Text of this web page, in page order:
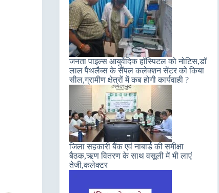
जनता पाइल्स आयुर्वेदिक हॉस्पिटल को नोटिस,डॉ
लाल पैथलैब्स के सैंपल कलेक्शन सेंटर को किया
सील,ग्रामीण क्षेत्रों में कब होगी कार्यवाही ?
जिला सहकारी बैंक एवं नाबार्ड की समीक्षा
बैठक,ऋण वितरण के साथ वसूली में भी लाएं
तेजी,कलेक्टर